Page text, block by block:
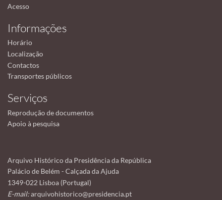
Acesso
Informações
Horário
Localização
Contactos
Transportes públicos
Serviços
Reprodução de documentos
Apoio à pesquisa
Arquivo Histórico da Presidência da República
Palácio de Belém - Calçada da Ajuda
1349-022 Lisboa (Portugal)
E-mail:arquivohistorico@presidencia.pt